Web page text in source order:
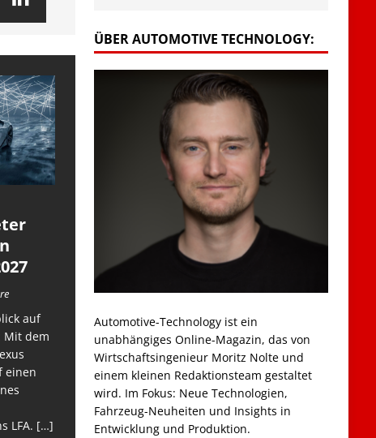
auf
Mit dem
einen
LFA. […]
ÜBER AUTOMOTIVE TECHNOLOGY:
Automotive-Technology ist ein
unabhängiges Online-Magazin, das von
Wirtschaftsingenieur Moritz Nolte und
einem kleinen Redaktionsteam gestaltet
wird. Im Fokus: Neue Technologien,
Fahrzeug-Neuheiten und Insights in
Entwicklung und Produktion.